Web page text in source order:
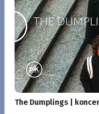
The Dumplings |